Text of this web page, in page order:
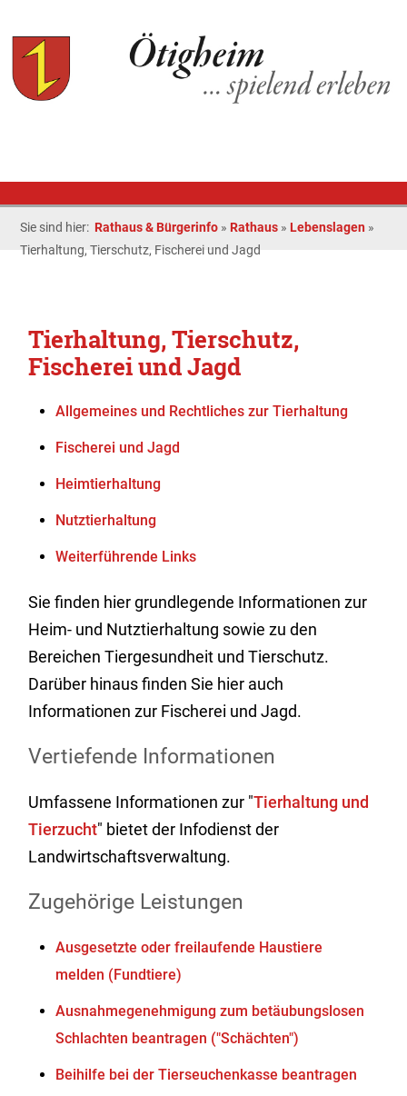
Sie sind hier: Rathaus & Bürgerinfo » Rathaus » Lebenslagen »
Tierhaltung, Tierschutz, Fischerei und Jagd
Tierhaltung, Tierschutz,
Fischerei und Jagd
Allgemeines und Rechtliches zur Tierhaltung
Fischerei und Jagd
Heimtierhaltung
Nutztierhaltung
Weiterführende Links
Sie finden hier grundlegende Informationen zur
Heim- und Nutztierhaltung sowie zu den
Bereichen Tiergesundheit und Tierschutz.
Darüber hinaus finden Sie hier auch
Informationen zur Fischerei und Jagd.
Vertiefende Informationen
Umfassene Informationen zur "Tierhaltung und
Tierzucht" bietet der Infodienst der
Landwirtschaftsverwaltung.
Zugehörige Leistungen
Ausgesetzte oder freilaufende Haustiere
melden (Fundtiere)
Ausnahmegenehmigung zum betäubungslosen
Schlachten beantragen ("Schächten")
Beihilfe bei der Tierseuchenkasse beantragen